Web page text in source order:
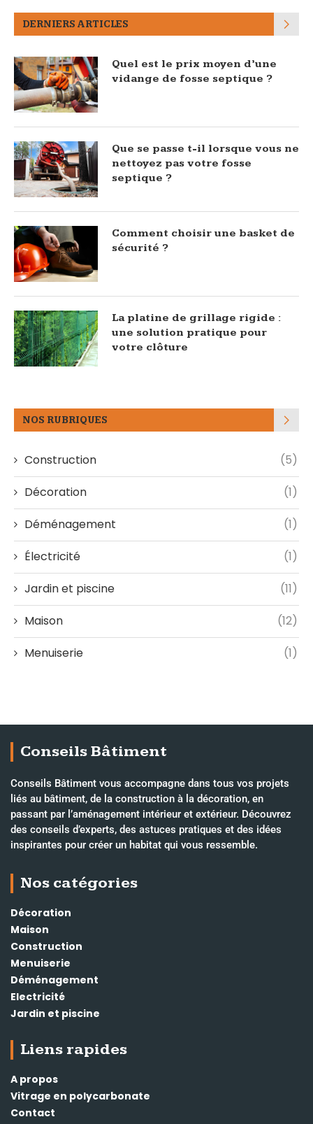
DERNIERS ARTICLES
Quel est le prix moyen d’une
vidange de fosse septique ?
Que se passe t-il lorsque vous ne
nettoyez pas votre fosse
septique ?
Comment choisir une basket de
sécurité ?
La platine de grillage rigide :
une solution pratique pour
votre clôture
NOS RUBRIQUES
Construction
(5)
Décoration
(1)
Déménagement
(1)
Électricité
(1)
Jardin et piscine
(11)
Maison
(12)
Menuiserie
(1)
Conseils Bâtiment
Conseils Bâtiment vous accompagne dans tous vos projets
liés au bâtiment, de la construction à la décoration, en
passant par l’aménagement intérieur et extérieur. Découvrez
des conseils d’experts, des astuces pratiques et des idées
inspirantes pour créer un habitat qui vous ressemble.
Nos catégories
Décoration
Maison
Construction
Menuiserie
Déménagement
Electricité
Jardin et piscine
Liens rapides
A propos
Vitrage en polycarbonate
Contact